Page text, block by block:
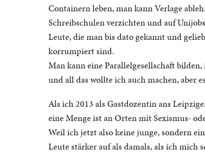
Containern leben, man kann Verlage
Schreibschulen verzichten und auf
Leute, die man bis dato gekannt und
korrumpiert sind.
Man kann eine Parallelgesellschaft
und all das wollte ich auch machen, aber
Als ich 2013 als Gastdozentin ans
eine Menge ist an Orten mit Sexismus-
Weil ich jetzt also keine junge, sondern
Leute stärker auf als damals, als ich mich